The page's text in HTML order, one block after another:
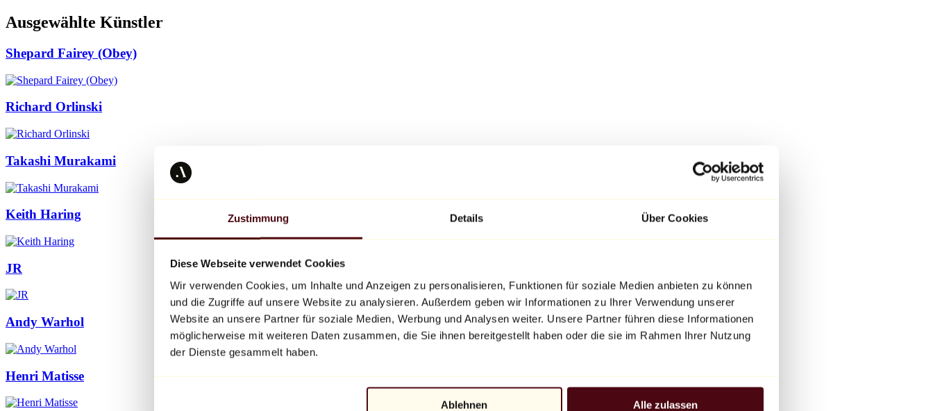
Zustimmung Details Über Cookies
Diese Webseite verwendet Cookies
Wir verwenden Cookies, um Inhalte und Anzeigen zu personalisieren, Funktionen für soziale Medien anbieten zu können
und die Zugriffe auf unsere Website zu analysieren. Außerdem geben wir Informationen zu Ihrer Verwendung unserer
Website an unsere Partner für soziale Medien, Werbung und Analysen weiter. Unsere Partner führen diese Informationen
möglicherweise mit weiteren Daten zusammen, die Sie ihnen bereitgestellt haben oder die sie im Rahmen Ihrer Nutzung
der Dienste gesammelt haben.
Ablehnen Alle zulassen
Ausgewählte Künstler
Shepard Fairey (Obey)
Richard Orlinski
Takashi Murakami
Keith Haring
JR
Andy Warhol
Henri Matisse